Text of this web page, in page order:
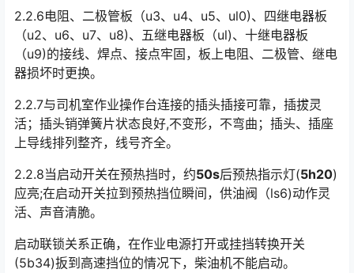
2.2.6电阻、二极管板（u3、u4、u5、ul0)、四继电器板
（u2、u6、u7、u8)、五继电器板（ul)、十继电器板
（u9)的接线、焊点、接点牢固，板上电阻、二极管、继电
器损坏时更换。󠅅󠅃󠄵󠅂󠄪󠇖󠆨󠆨󠇕󠆞󠆒󠅬󠇘󠆭󠆘󠇙󠆝󠅵󠇗󠆭󠆁󠄐󠇗󠅹󠅸󠇖󠆍󠅳󠇖󠅹󠅰󠇖󠆌󠅹
2.2.7与司机室作业操作台连接的插头插接可靠，插拔灵
活；插头销弹簧片状态良好,不变形，不弯曲；插头、插座
上导线排列整齐，线号齐全。
2.2.8当启动开关在预热挡时，约50s后预热指示灯(5h20)
应亮;在启动开关拉到预热挡位瞬间，供油阀（ls6)动作灵
活、声音清脆。
启动联锁关系正确，在作业电源打开或挂挡转换开关
(5b34)扳到高速挡位的情况下，柴油机不能启动。